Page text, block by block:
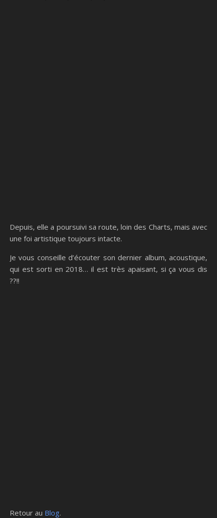
Depuis, elle a poursuivi sa route, loin des Charts, mais avec
une foi artistique toujours intacte.
Je vous conseille d’écouter son dernier album, acoustique,
qui est sorti en 2018… il est très apaisant, si ça vous dis
??!!
Retour au Blog.